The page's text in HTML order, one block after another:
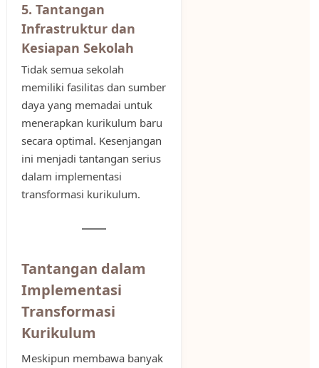
5. Tantangan
Infrastruktur dan
Kesiapan Sekolah
Tidak semua sekolah
memiliki fasilitas dan sumber
daya yang memadai untuk
menerapkan kurikulum baru
secara optimal. Kesenjangan
ini menjadi tantangan serius
dalam implementasi
transformasi kurikulum.
Tantangan dalam
Implementasi
Transformasi
Kurikulum
Meskipun membawa banyak